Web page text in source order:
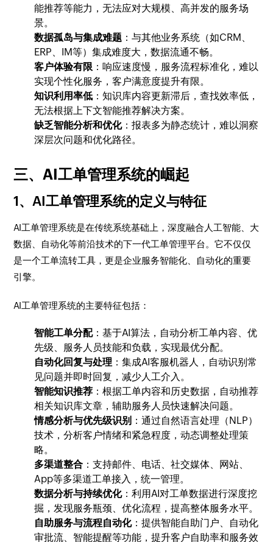
能推荐等能力，无法应对大规模、高并发的服务场
景。
数据孤岛与集成难题 ：与其他业务系统（如CRM、
ERP、IM等）集成难度大，数据流通不畅。
客户体验有限 ：响应速度慢，服务流程标准化，难以
实现个性化服务，客户满意度提升有限。
知识利用率低 ：知识库内容更新滞后，查找效率低，
无法根据上下文智能推荐解决方案。
缺乏智能分析和优化：报表多为静态统计，难以洞察
深层次问题和优化路径。
三、AI工单管理系统的崛起
1、AI工单管理系统的定义与特征
AI工单管理系统是在传统系统基础上，深度融合人工智能、大
数据、自动化等前沿技术的下一代工单管理平台。它不仅仅
是一个工单流转工具，更是企业服务智能化、自动化的重要
引擎。
AI工单管理系统的主要特征包括：
智能工单分配：基于AI算法，自动分析工单内容、优
先级、服务人员技能和负载，实现最优分配。
自动化回复与处理 ：集成AI客服机器人，自动识别常
见问题并即时回复，减少人工介入。
智能知识推荐 ：根据工单内容和历史数据，自动推荐
相关知识库文章，辅助服务人员快速解决问题。
情感分析与优先级识别 ：通过自然语言处理（NLP）
技术，分析客户情绪和紧急程度，动态调整处理策
略。
多渠道整合 ：支持邮件、电话、社交媒体、网站、
App等多渠道工单接入，统一管理。
数据分析与持续优化：利用AI对工单数据进行深度挖
掘，发现服务瓶颈、优化流程，提高整体服务水平。
自助服务与流程自动化：提供智能自助门户、自动化
审批流、智能提醒等功能，提升客户自助率和服务效